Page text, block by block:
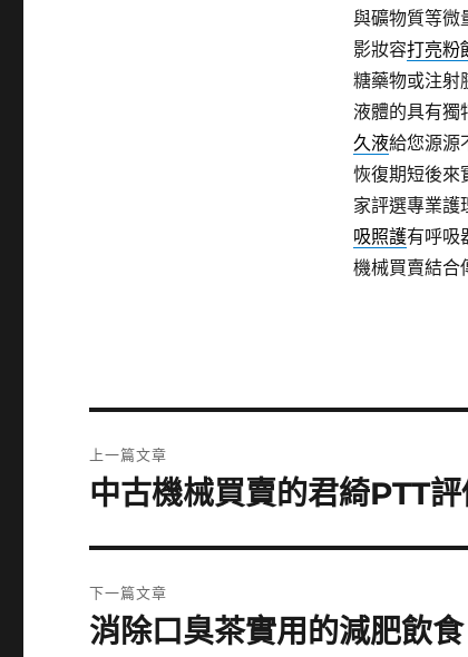
與礦物質等微
影妝容打亮粉
糖藥物或注射
液體的具有獨
久液給您源源
恢復期短後來
家評選專業護
吸照護有呼吸
機械買賣結合
章
上一篇文章
上
篇
文
章:
中古機械買賣的君綺PTT
下一篇文章
下
消除口臭茶實用的減肥飲